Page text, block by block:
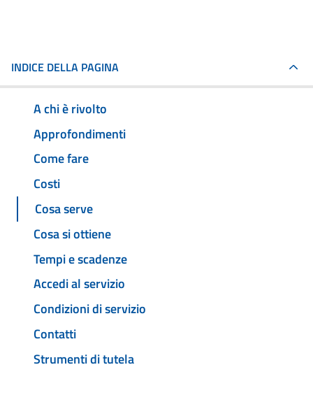
INDICE DELLA PAGINA
A chi è rivolto
Approfondimenti
Come fare
Costi
Cosa serve
Cosa si ottiene
Tempi e scadenze
Accedi al servizio
Condizioni di servizio
Contatti
Strumenti di tutela